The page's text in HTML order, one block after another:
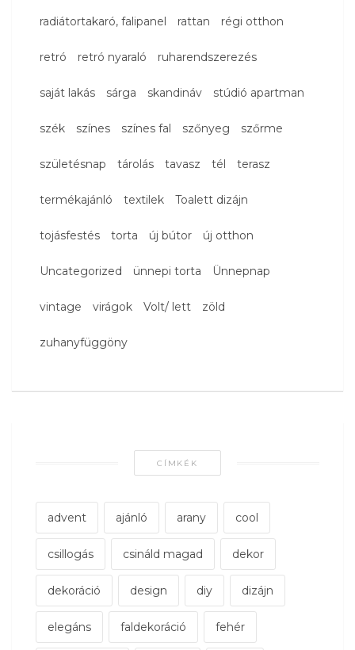
radiátortakaró, falipanel rattan régi otthon
retró retró nyaraló ruharendszerezés
saját lakás sárga skandináv stúdió apartman
szék színes színes fal szőnyeg szőrme
születésnap tárolás tavasz tél terasz
termékajánló textilek Toalett dizájn
tojásfestés torta új bútor új otthon
Uncategorized ünnepi torta Ünnepnap
vintage virágok Volt/ lett zöld
zuhanyfüggöny
CÍMKÉK
advent ajánló arany cool
csillogás csináld magad dekor
dekoráció design diy dizájn
elegáns faldekoráció fehér